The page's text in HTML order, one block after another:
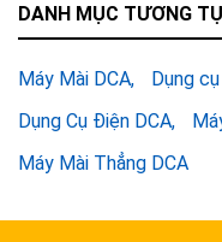
DANH MỤC TƯƠNG
Máy Mài DCA Dụng
Dụng Cụ Điện DCA
Máy Mài Thẳng DCA